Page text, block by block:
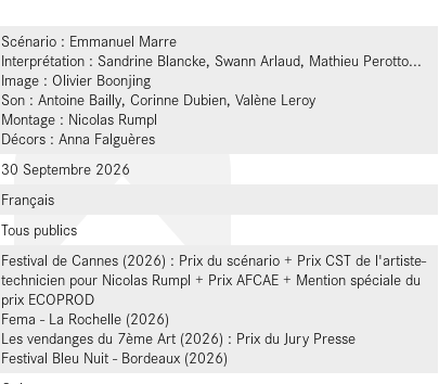
Scénario : Emmanuel Marre
Interprétation : Sandrine Blancke, Swann Arlaud, Mathieu Perotto...
Image : Olivier Boonjing
Son : Antoine Bailly, Corinne Dubien, Valène Leroy
Montage : Nicolas Rumpl
Décors : Anna Falguères
30 Septembre 2026
Français
Tous publics
Festival de Cannes (2026) : Prix du scénario + Prix CST de l'artiste-
technicien pour Nicolas Rumpl + Prix AFCAE + Mention spéciale du
prix ECOPROD
Fema - La Rochelle (2026)
Les vendanges du 7ème Art (2026) : Prix du Jury Presse
Festival Bleu Nuit - Bordeaux (2026)